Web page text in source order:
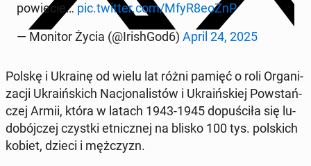
po­wie­cie…pic.twitter.com/MfyR8eoZnP
— Monitor Życia (@Iri­sh­God6) April 24, 2025
Polskę i Ukrainę od wielu lat różni pamięć o roli Or­ga­ni­
za­cji Ukra­iń­skich Na­cjo­na­li­stów i Ukra­iń­skiej Po­wstań­
czej Armii, która w latach 1943-1945 do­pu­ści­ła się lu­
do­bój­czej czystki et­nicz­nej na blisko 100 tys. pol­skich
kobiet, dzieci i męż­czyzn.